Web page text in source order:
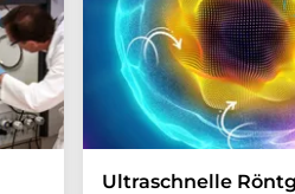
Ultraschnelle